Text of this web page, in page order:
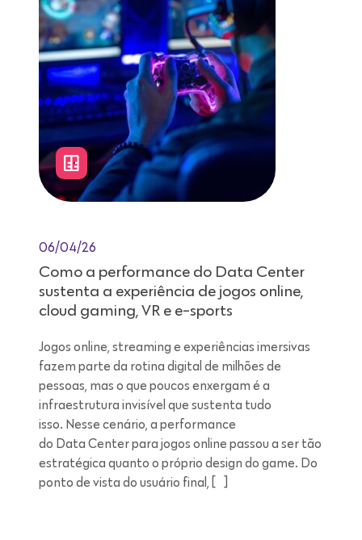
06/04/26
Como a performance do Data Center
sustenta a experiência de jogos online,
cloud gaming, VR e e-sports
Jogos online, streaming e experiências imersivas
fazem parte da rotina digital de milhões de
pessoas, mas o que poucos enxergam é a
infraestrutura invisível que sustenta tudo
isso. Nesse cenário, a performance
do Data Center para jogos online passou a ser tão
estratégica quanto o próprio design do game. Do
ponto de vista do usuário final, […]